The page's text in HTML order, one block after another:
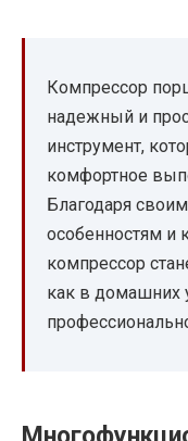
Компрессор
надежный и
инструмент,
комфортное
Благодаря
особенностям и
компрессор
как в домашних